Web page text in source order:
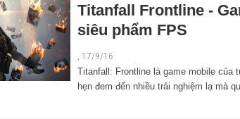
Titanfall Frontline -
siêu phẩm FPS
17/9/16
Titanfall: Frontline là game mobile của
hẹn đem đến nhiều trải nghiệm lạ mà